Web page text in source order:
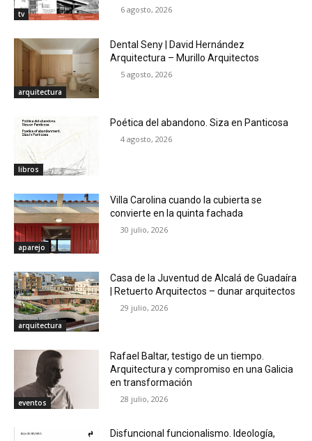
tv 6 agosto, 2026
arquitectura
Dental Seny | David Hernández
Arquitectura – Murillo Arquitectos
5 agosto, 2026
libros
Poética del abandono. Siza en Panticosa
4 agosto, 2026
aparejo
Villa Carolina cuando la cubierta se
convierte en la quinta fachada
30 julio, 2026
arquitectura
Casa de la Juventud de Alcalá de Guadaíra
| Retuerto Arquitectos – dunar arquitectos
29 julio, 2026
eventos
Rafael Baltar, testigo de un tiempo.
Arquitectura y compromiso en una Galicia
en transformación
28 julio, 2026
Disfuncional funcionalismo. Ideología,